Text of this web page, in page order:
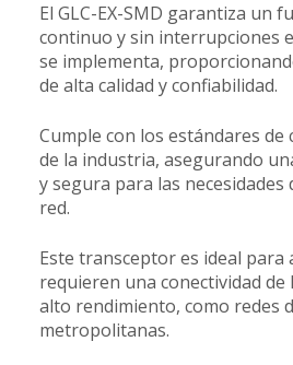
El GLC-EX-SMD garantiza un
continuo y sin interrupciones
se implementa,
de alta calidad y confiabilidad.
Cumple con los estándares de
de la industria, asegurando
y segura para las necesidades
red.
Este transceptor es ideal para
requieren una conectividad de
alto rendimiento, como redes
metropolitanas.